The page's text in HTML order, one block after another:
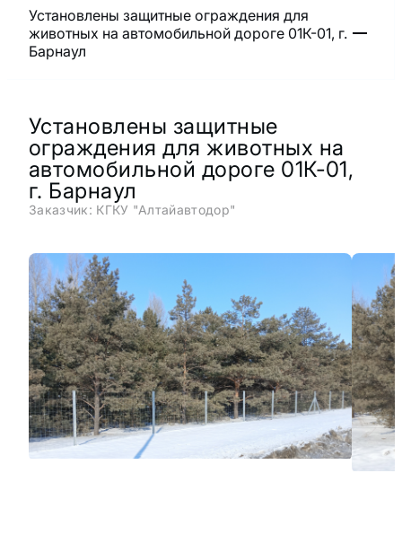
Установлены защитные ограждения для
животных на автомобильной дороге 01К-01, г.
Барнаул
Заказчик: КГКУ "Алтайавтодор"
Установлены защитные
ограждения для животных на
автомобильной дороге 01К-01,
г. Барнаул